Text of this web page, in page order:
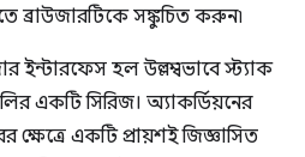
ব্রাউজারটিকে সঙ্কুচিত করুন৷
ইন্টারফেস হল উল্লম্বভাবে স্ট্যাক
একটি সিরিজ। অ্যাকর্ডিয়নের
ক্ষেত্রে একটি প্রায়শই জিজ্ঞাসিত